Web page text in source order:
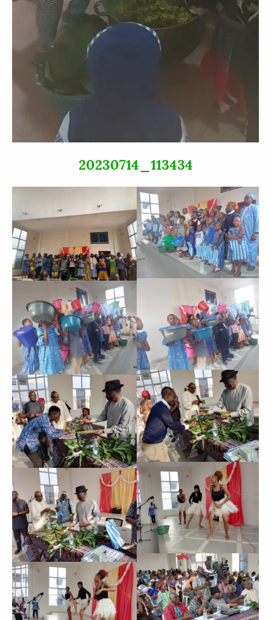
vidéo
20230714_113434